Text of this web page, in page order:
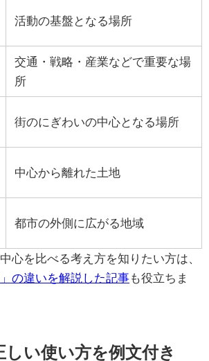
活動の基盤となる場所
交通・戦略・産業などで重要な場
所
街のにぎわいの中心となる場所
中心から離れた土地
都市の外側に広がる地域
心を比べる考え方を知りたい方は、
の違いを解説した記事も役立ちま
しい使い方を例文付き